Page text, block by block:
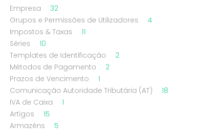
Empresa
32
Grupos e Permissões de Utilizadores
4
Impostos & Taxas
11
Séries
10
Templates de Identificação
2
Métodos de Pagamento
2
Prazos de Vencimento
1
Comunicação Autoridade Tributária (AT)
18
IVA de Caixa
1
Artigos
15
Armazéns
5